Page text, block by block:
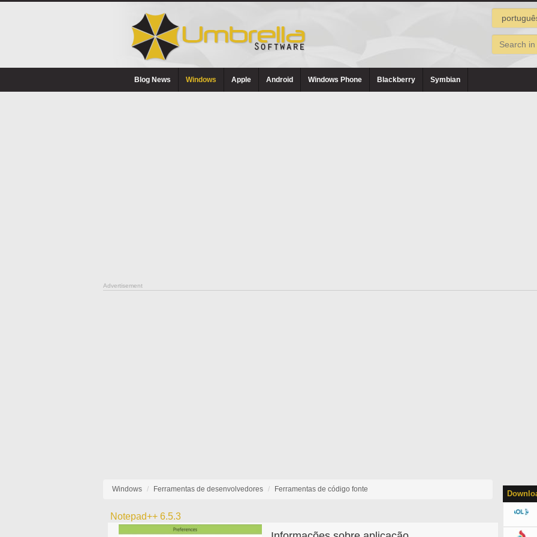
Blog News Windows Apple Android Windows Phone Blackberry Symbian
Advertisement
Windows Ferramentas de desenvolvedores Ferramentas de código fonte
Notepad++ 6.5.3